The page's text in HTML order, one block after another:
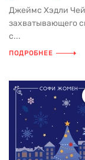
Джеймс Хэдли
захватывающего
с...
ПОДРОБНЕЕ